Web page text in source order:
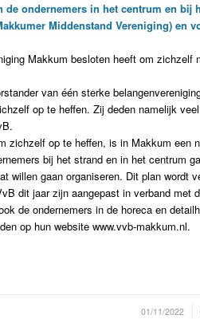
de ondernemers in het centrum en
Middenstand Vereniging)
Makkum besloten heeft om
van één sterke
op te heffen. Zij deden namelijk
zichzelf op te heffen, is in Makkum een
bij het strand en in het centrum
willen gaan organiseren. Dit plan wordt
dit jaar zijn aangepast in verband met
de ondernemers in de horeca en
op hun website www.vvb-makkum.nl.
01/11/2022
/